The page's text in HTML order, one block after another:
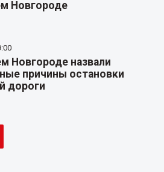
Новгороде
Новгороде назвали
причины остановки
дороги